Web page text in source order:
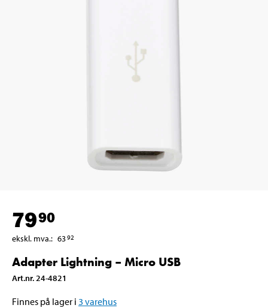
7990
ekskl. mva.: 6392
Adapter Lightning – Micro USB
Art.nr. 24-4821
Finnes på lager i 3 varehus